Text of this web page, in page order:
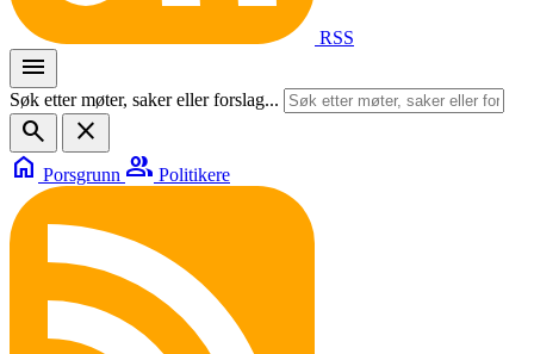
RSS
menu
Søk etter møter, saker eller forslag...
search
close
home Porsgrunn group Politikere